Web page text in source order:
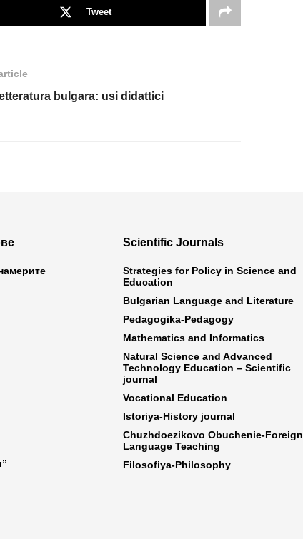
Tweet
bulgara: usi didattici
Scientific Journals
Strategies for Policy in Science and
Education
Bulgarian Language and Literature
Pedagogika-Pedagogy
Mathematics and Informatics
Natural Science and Advanced
Technology Education – Scientific
journal
Vocational Education
Istoriya-History journal
Chuzhdoezikovo Obuchenie-Foreign
Language Teaching
Filosofiya-Philosophy